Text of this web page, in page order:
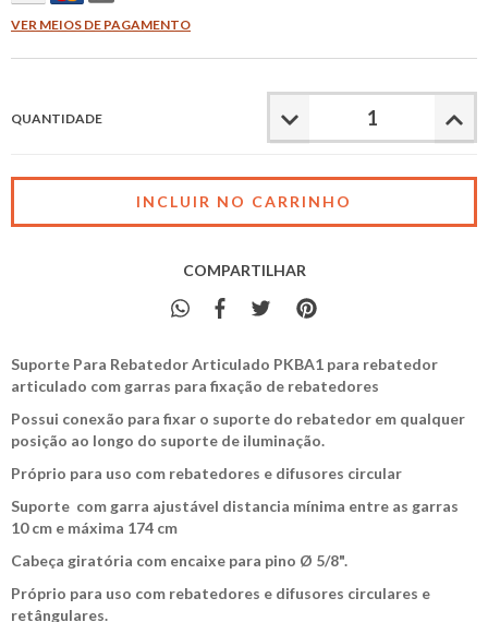
VER MEIOS DE PAGAMENTO
QUANTIDADE
COMPARTILHAR
Suporte Para Rebatedor Articulado PKBA1 para rebatedor
articulado com garras para fixação de rebatedores
Possui conexão para fixar o suporte do rebatedor em qualquer
posição ao longo do suporte de iluminação.
Próprio para uso com rebatedores e difusores circular
Suporte com garra ajustável distancia mínima entre as garras
10 cm e máxima 174 cm
Cabeça giratória com encaixe para pino Ø 5/8".
Próprio para uso com rebatedores e difusores circulares e
retângulares.